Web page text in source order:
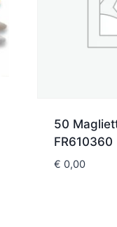
50
FR610360
€ 0,00